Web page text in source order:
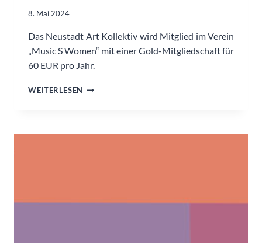
8. Mai 2024
Das Neustadt Art Kollektiv wird Mitglied im Verein
„Music S Women“ mit einer Gold-Mitgliedschaft für
60 EUR pro Jahr.
WEITERLESEN VEREINSMITGLIEDSCHAFT